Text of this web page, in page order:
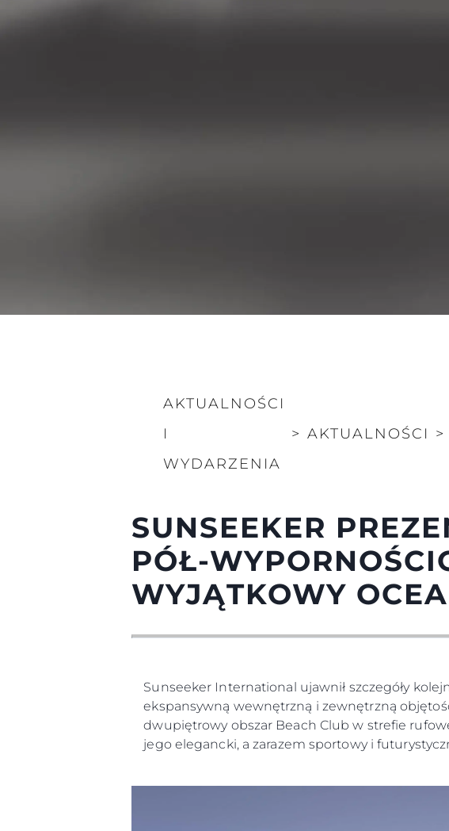
AKTUALNOŚCI
I
WYDARZENIA
> AKTUALNOŚCI >
SUNSEEKER
PÓŁ-
WYJĄTKOWY
Sunseeker International ujawnił szczegóły
ekspansywną wewnętrzną i zewnętrzną
dwupiętrowy obszar Beach Club w strefie
jego elegancki, a zarazem sportowy i